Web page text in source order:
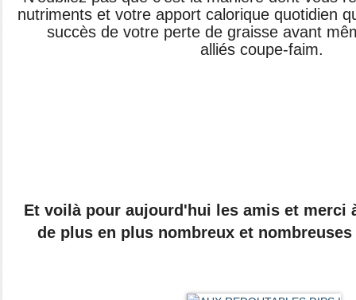
nutriments et votre apport calorique quotidien
succès de votre perte de graisse avant
alliés coupe-faim. ​
Et voilà pour aujourd'hui les amis et merci
de plus en plus nombreux et nombreuses